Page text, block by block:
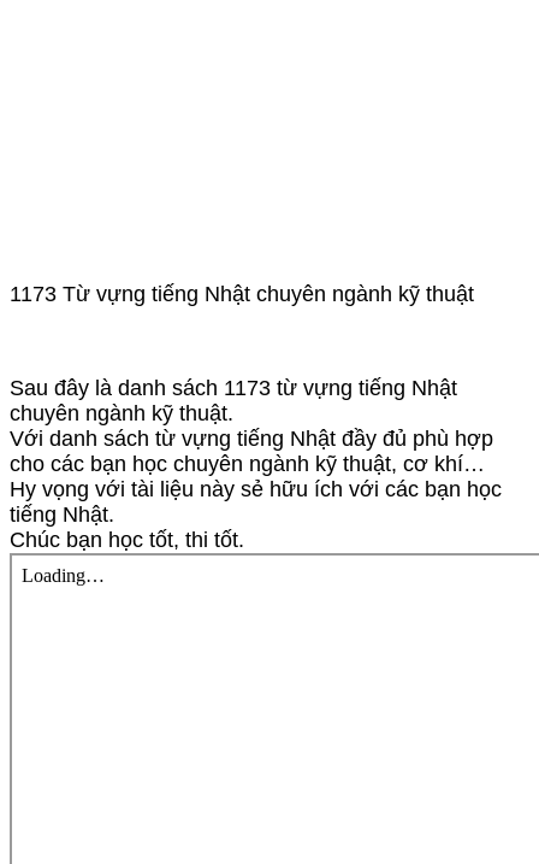
1173 Từ vựng tiếng Nhật chuyên ngành kỹ thuật
Sau đây là danh sách 1173 từ vựng tiếng Nhật
chuyên ngành kỹ thuật.
Với danh sách từ vựng tiếng Nhật đầy đủ phù hợp
cho các bạn học chuyên ngành kỹ thuật, cơ khí…
Hy vọng với tài liệu này sẻ hữu ích với các bạn học
tiếng Nhật.
Chúc bạn học tốt, thi tốt.